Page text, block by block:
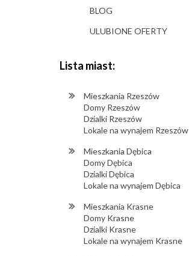
BLOG
ULUBIONE OFERTY
Lista miast:
Mieszkania Rzeszów
Domy Rzeszów
Dzialki Rzeszów
Lokale na wynajem Rzeszów
Mieszkania Dębica
Domy Dębica
Dzialki Dębica
Lokale na wynajem Dębica
Mieszkania Krasne
Domy Krasne
Dzialki Krasne
Lokale na wynajem Krasne